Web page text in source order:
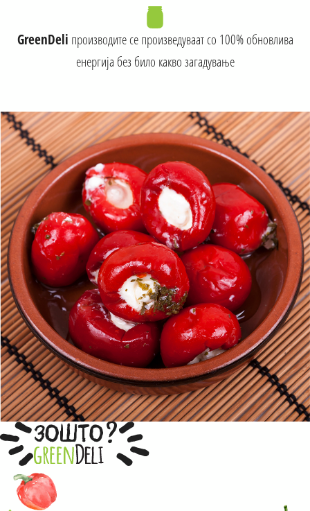
GreenDeli производите се произведуваат со 100% обновлива
енергија без било какво загадување
ЗОШТО?